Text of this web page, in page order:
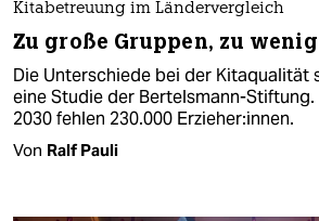
Kitabetreuung im Ländervergleich
Zu große Gruppen, zu
Die Unterschiede bei der Kitaqualität
eine Studie der Bertelsmann-Stiftung.
2030 fehlen 230.000 Erzieher:innen.
Von Ralf Pauli